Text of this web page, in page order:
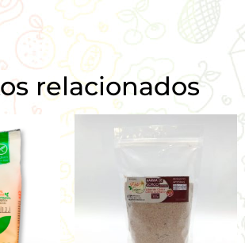
relacionados